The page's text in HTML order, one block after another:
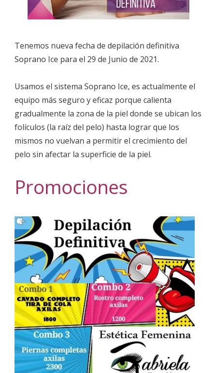
Tenemos nueva fecha de depilación definitiva
Soprano Ice para el 29 de Junio de 2021.
Usamos el sistema Soprano Ice, es actualmente el
equipo más seguro y eficaz porque calienta
gradualmente la zona de la piel donde se ubican los
folículos (la raíz del pelo) hasta lograr que los
mismos no vuelvan a permitir el crecimiento del
pelo sin afectar la superficie de la piel.
Promociones